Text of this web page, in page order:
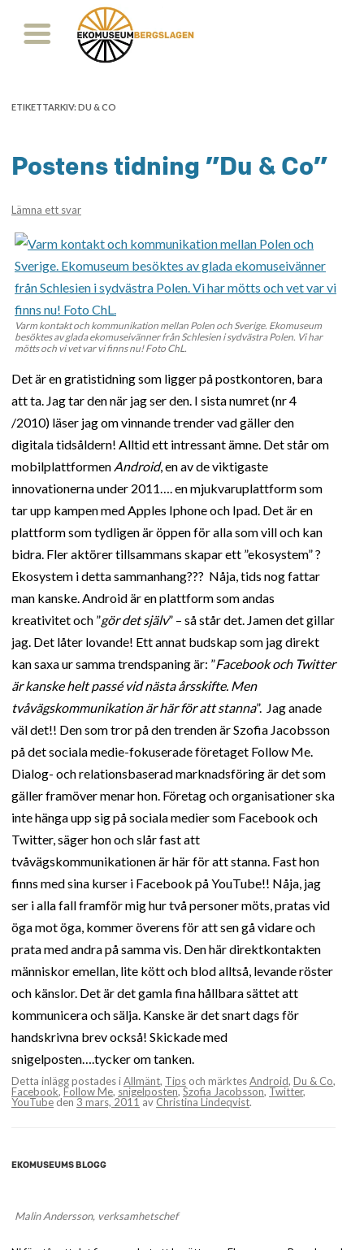
ETIKETTARKIV: DU & CO
Postens tidning ”Du & Co”
Lämna ett svar
Varm kontakt och kommunikation mellan Polen och Sverige. Ekomuseum
besöktes av glada ekomuseivänner från Schlesien i sydvästra Polen. Vi har
mötts och vi vet var vi finns nu! Foto ChL.
Det är en gratistidning som ligger på postkontoren, bara
att ta. Jag tar den när jag ser den. I sista numret (nr 4
/2010) läser jag om vinnande trender vad gäller den
digitala tidsåldern! Alltid ett intressant ämne. Det står om
mobilplattformen Android, en av de viktigaste
innovationerna under 2011…. en mjukvaruplattform som
tar upp kampen med Apples Iphone och Ipad. Det är en
plattform som tydligen är öppen för alla som vill och kan
bidra. Fler aktörer tillsammans skapar ett ”ekosystem” ?
Ekosystem i detta sammanhang??? Nåja, tids nog fattar
man kanske. Android är en plattform som andas
kreativitet och ”gör det själv” – så står det. Jamen det gillar
jag. Det låter lovande! Ett annat budskap som jag direkt
kan saxa ur samma trendspaning är: ”Facebook och Twitter
är kanske helt passé vid nästa årsskifte. Men
tvåvägskommunikation är här för att stanna”. Jag anade
väl det!! Den som tror på den trenden är Szofia Jacobsson
på det sociala medie-fokuserade företaget Follow Me.
Dialog- och relationsbaserad marknadsföring är det som
gäller framöver menar hon. Företag och organisationer ska
inte hänga upp sig på sociala medier som Facebook och
Twitter, säger hon och slår fast att
tvåvägskommunikationen är här för att stanna. Fast hon
finns med sina kurser i Facebook på YouTube!! Nåja, jag
ser i alla fall framför mig hur två personer möts, pratas vid
öga mot öga, kommer överens för att sen gå vidare och
prata med andra på samma vis. Den här direktkontakten
människor emellan, lite kött och blod alltså, levande röster
och känslor. Det är det gamla fina hållbara sättet att
kommunicera och sälja. Kanske är det snart dags för
handskrivna brev också! Skickade med
snigelposten….tycker om tanken.
Detta inlägg postades iAllmänt, Tips och märktesAndroid, Du & Co,
Facebook, Follow Me, snigelposten, Szofia Jacobsson, Twitter,
YouTube den 3 mars, 2011 av Christina Lindeqvist.
EKOMUSEUMS BLOGG
Malin Andersson, verksamhetschef